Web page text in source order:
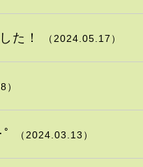
た！ （2024.05.17）
）
（2024.03.13）